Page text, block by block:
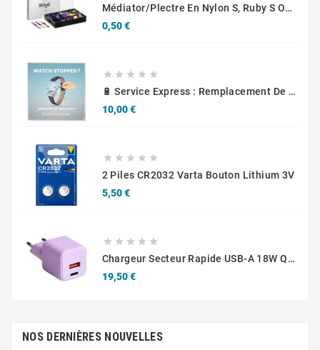
Médiator/plectre En Nylon S, Ruby S Ou Touch L - STAGG PBOX10
0,50 €Prix
    
🔋 Service Express : Remplacement De Piles D'Horlogerie
10,00 €Prix
    
2 Piles CR2032 Varta Bouton Lithium 3V
5,50 €Prix
    
Chargeur Secteur Rapide USB-A 18W QC / USB-C 30W PD Compact GaN
19,50 €Prix
NOS DERNIÈRES NOUVELLES